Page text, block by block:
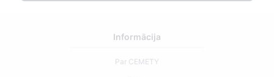
Informācija
Par CEMETY